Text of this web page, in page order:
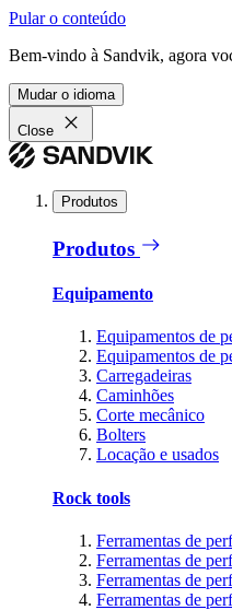
Pular o conteúdo
Bem-vindo à Sandvik, agora
Mudar o idioma
Close
Produtos
Produtos
Equipamento
Equipamentos de
Equipamentos de
Carregadeiras
Caminhões
Corte mecânico
Bolters
Locação e usados
Rock tools
Ferramentas de
Ferramentas de
Ferramentas de
Ferramentas de